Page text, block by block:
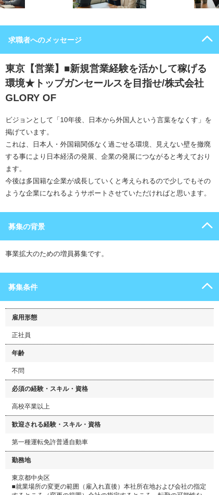
求職者へのメッセージ
東京【営業】■新規営業経験を活かして稼げる
環境★トップガンセールスを目指せ/株式会社
GLORY OF
ビジョンとして「10年後、日本から外国人という言葉をなくす」を
掲げています。
これは、日本人・外国籍関係なく過ごせる環境、見えない壁を撤廃
する事により日本経済の発展、企業の発展につながると考えており
ます。
今後は多国籍な企業が成長していくと考えられるので少しでもその
ような企業になれるようサポートさせていただければと思います。
募集の背景
事業拡大のための増員募集です。
募集条件
雇用形態
正社員
年齢
不問
必須の経験・スキル・資格
高校卒業以上
歓迎される経験・スキル・資格
第一種運転免許普通自動車
勤務地
東京都中央区
■就業場所の変更の範囲（雇入れ直後）本社所在地および会社の指定